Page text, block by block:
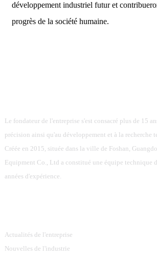
développement industriel futur et
progrès de la société humaine.
Le fondateur de l'entreprise s'est consacré plus de 15
précision ainsi qu'au développement et à la recherche
Créée en 2015, située dans la ville de Foshan,
Equipment Co., Ltd a constitué une équipe technique
années d'expérience.
Actualités de l'entreprise
Nouvelles de l'industrie